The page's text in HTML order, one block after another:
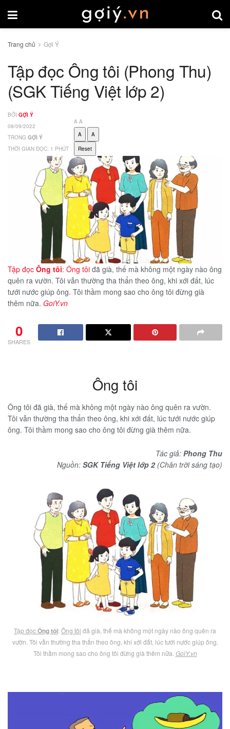
Trang chủ Gợi Ý
Tập đọc Ông tôi (Phong Thu)
(SGK Tiếng Việt lớp 2)
BỞI GỢI Ý
08/09/2022
TRONG GỢI Ý
THỜI GIAN ĐỌC: 1 PHÚT
A A
A
A
Reset
Tập đọc Ông tôi: Ông tôi đã già, thế mà không một ngày nào ông
quên ra vườn. Tôi vẫn thường tha thẩn theo ông, khi xới đất, lúc
tưới nước giúp ông. Tôi thầm mong sao cho ông tôi đừng già
thêm nữa. GoiY.vn
0
SHARES
Ông tôi
Ông tôi đã già, thế mà không một ngày nào ông quên ra vườn.
Tôi vẫn thường tha thẩn theo ông, khi xới đất, lúc tưới nước giúp
ông. Tôi thầm mong sao cho ông tôi đừng già thêm nữa.
Tác giả: Phong Thu
Nguồn: SGK Tiếng Việt lớp 2(Chân trời sáng tạo)
Tập đọcÔng tôi:Ông tôi đã già, thế mà không một ngày nào ông quên ra
vườn. Tôi vẫn thường tha thẩn theo ông, khi xới đất, lúc tưới nước giúp ông.
Tôi thầm mong sao cho ông tôi đừng già thêm nữa. GoiY.vn